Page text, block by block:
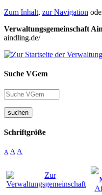
Zum Inhalt, zur Navigation
Verwaltungsgemeinschaft
aindling.de/
Suche VGem
suchen
Schriftgröße
A A A